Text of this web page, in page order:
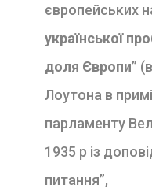
європейських
української
доля Європи”
Лоутона в
парламенту
1935 р iз
питання”,